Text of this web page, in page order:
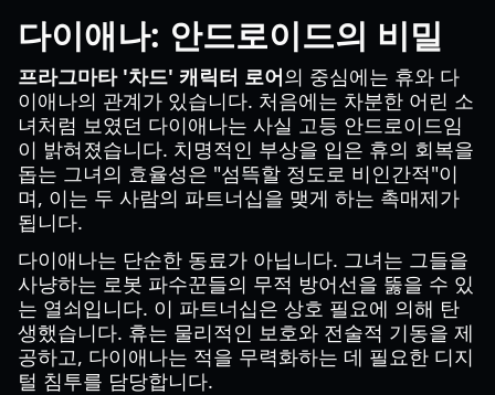
다이애나: 안드로이드의 비밀
프라그마타 '차드' 캐릭터 로어의 중심에는 휴와 다
이애나의 관계가 있습니다. 처음에는 차분한 어린 소
녀처럼 보였던 다이애나는 사실 고등 안드로이드임
이 밝혀졌습니다. 치명적인 부상을 입은 휴의 회복을
돕는 그녀의 효율성은 "섬뜩할 정도로 비인간적"이
며, 이는 두 사람의 파트너십을 맺게 하는 촉매제가
됩니다.
다이애나는 단순한 동료가 아닙니다. 그녀는 그들을
사냥하는 로봇 파수꾼들의 무적 방어선을 뚫을 수 있
는 열쇠입니다. 이 파트너십은 상호 필요에 의해 탄
생했습니다. 휴는 물리적인 보호와 전술적 기동을 제
공하고, 다이애나는 적을 무력화하는 데 필요한 디지
털 침투를 담당합니다.